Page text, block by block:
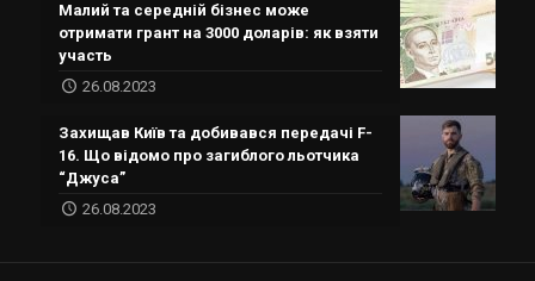
Малий та середній бізнес може
отримати грант на 3000 доларів: як взяти
участь
26.08.2023
Захищав Київ та добивався передачі F-
16. Що відомо про загиблого льотчика
“Джуса”
26.08.2023